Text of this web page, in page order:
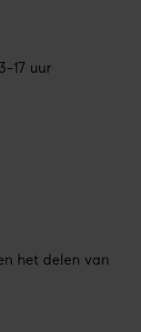
17 uur
het delen van